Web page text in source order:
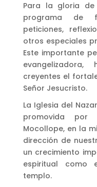
Para la gloria de
programa de
peticiones,
otros especiales
Este importante
creyentes el
Señor Jesucristo.
La Iglesia del
promovida por
Mocollope, en la
dirección de
un crecimiento
espiritual como
templo.